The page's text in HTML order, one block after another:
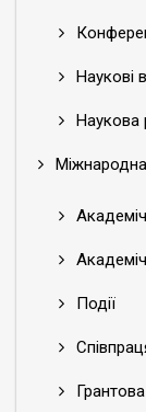
Наукові
Наукова
Міжнародна
Події